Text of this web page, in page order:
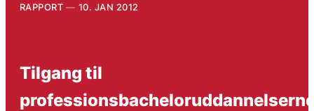
RAPPORT 10. JAN 2012
Tilgang til